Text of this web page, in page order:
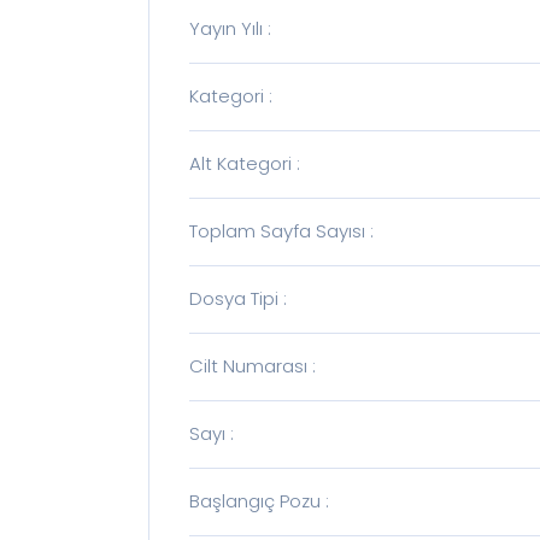
Yayın Yılı :
Kategori :
Alt Kategori :
Toplam Sayfa Sayısı :
Dosya Tipi :
Cilt Numarası :
Sayı :
Başlangıç Pozu :